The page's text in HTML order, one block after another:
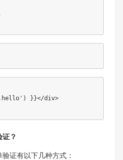
}}</div>
？
验证有以下几种方式：